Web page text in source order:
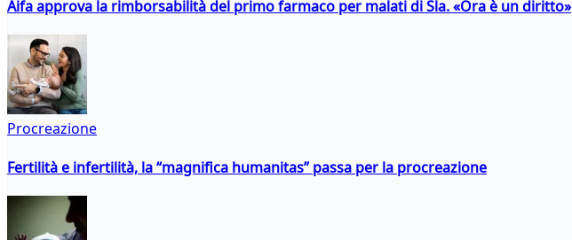
Aifa approva la rimborsabilità del primo farmaco per malati di Sla. «Ora è un diritto»
Procreazione
Fertilità e infertilità, la “magnifica humanitas” passa per la procreazione